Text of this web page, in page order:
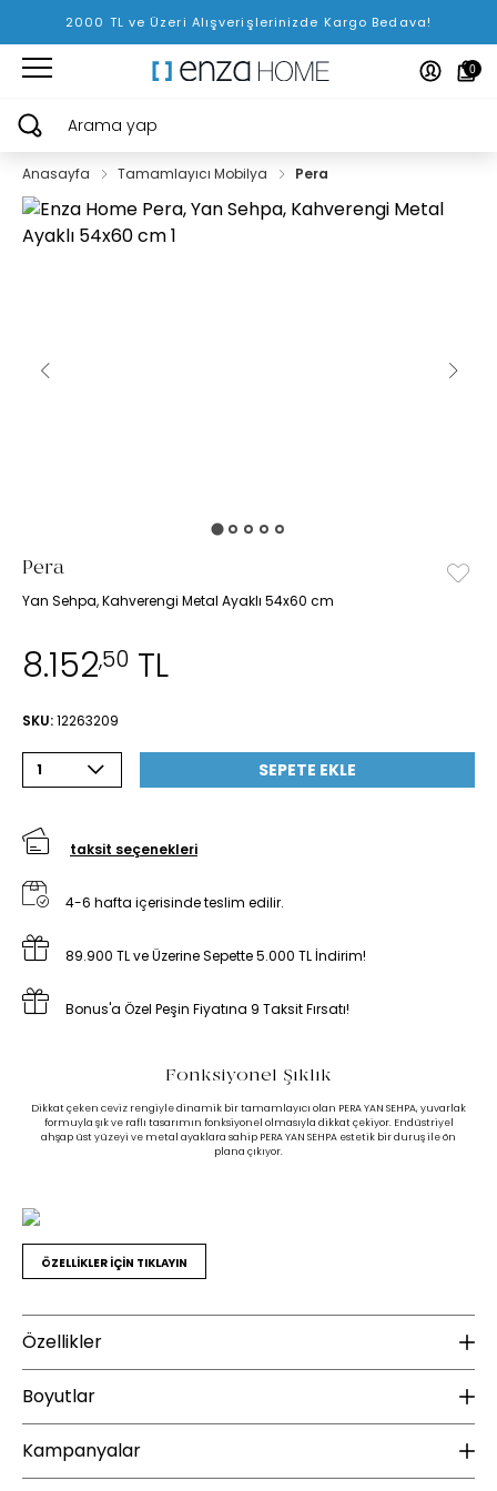
2000 TL ve Üzeri Alışverişlerinizde Kargo Bedava!
0
Arama yap
Anasayfa Tamamlayıcı Mobilya Pera
Pera
Yan Sehpa, Kahverengi Metal Ayaklı 54x60 cm
8.152,50 TL
SKU:12263209
1 SEPETE EKLE
taksit seçenekleri
4-6 hafta içerisinde teslim edilir.
89.900 TL ve Üzerine Sepette 5.000 TL İndirim!
Bonus'a Özel Peşin Fiyatına 9 Taksit Fırsatı!
Fonksiyonel Şıklık
Dikkat çeken ceviz rengiyle dinamik bir tamamlayıcı olan PERA YAN SEHPA, yuvarlak
formuyla şık ve raflı tasarımın fonksiyonel olmasıyla dikkat çekiyor. Endüstriyel
ahşap üst yüzeyi ve metal ayaklara sahip PERA YAN SEHPA estetik bir duruş ile ön
plana çıkıyor.
ÖZELLİKLER İÇİN TIKLAYIN
Özellikler
Üst Tabla Malzeme Bilgisi : Endüstriyel Ahşap
Ayak Malzemesi :
Ayak Rengi :
Kahve
Boyutlar
Yükseklik (mm) :
Kampanyalar